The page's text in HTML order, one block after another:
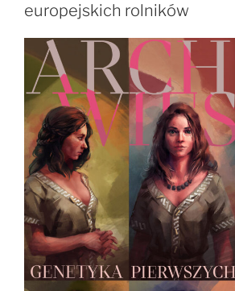
europejskich rolników